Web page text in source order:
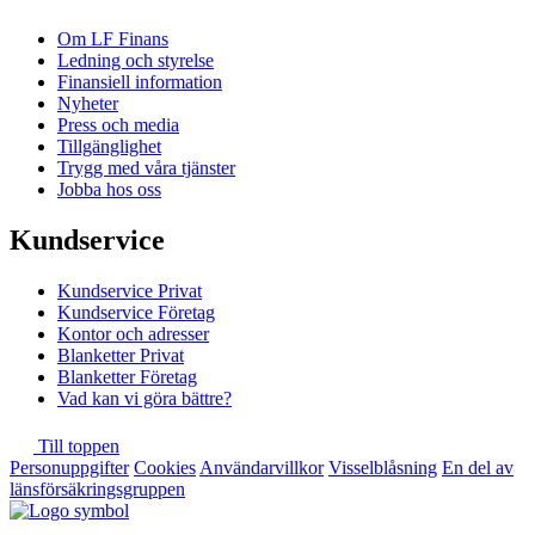
Om LF Finans
Ledning och styrelse
Finansiell information
Nyheter
Press och media
Tillgänglighet
Trygg med våra tjänster
Jobba hos oss
Kundservice
Kundservice Privat
Kundservice Företag
Kontor och adresser
Blanketter Privat
Blanketter Företag
Vad kan vi göra bättre?
Till toppen
Personuppgifter Cookies Användarvillkor Visselblåsning En del av
länsförsäkringsgruppen